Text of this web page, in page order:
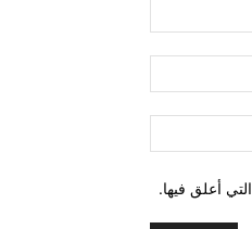
الإلكتروني:*
أعلق فيها.